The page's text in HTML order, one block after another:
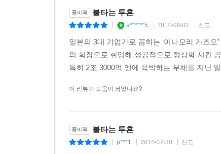
9. 용기를 가지고 부딪치라
10. 항상 창의적으로 일하라
11. 상대를 배려하며 성실히 임하라
12. 밝고 적극적인 자세로 꿈과 희망을 품고, 늘 정
종이책 불타는 투혼
a******5 2014-08-02 신고
일본의 3대 기업가로 꼽히는 ‘이나모리 가즈
의 회장으로 취임해 성공적으로 정상화 시킨
특히 2조 3000억 엔에 육박하는 부채를 지닌
이 리뷰가 도움이 되었나요?
종이책 불타는 투혼
p***1 2014-07-30 신고